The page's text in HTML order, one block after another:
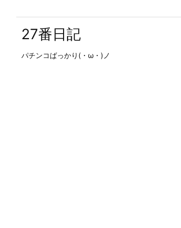
27番日記
パチンコばっかり(・ω・)ノ